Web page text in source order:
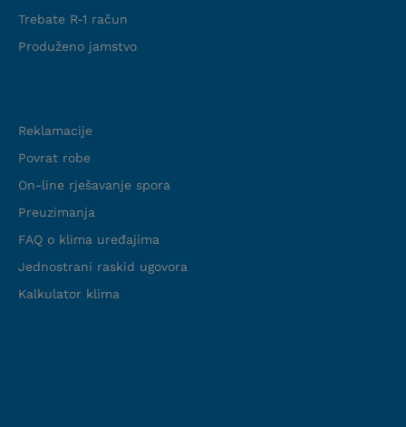
Trebate R-1 račun
Produženo jamstvo
Reklamacije
Povrat robe
On-line rješavanje spora
Preuzimanja
FAQ o klima uređajima
Jednostrani raskid ugovora
Kalkulator klima